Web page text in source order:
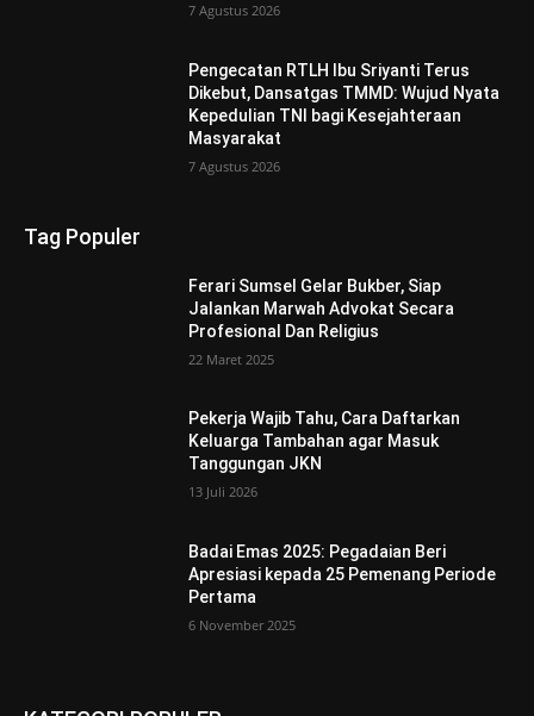
7 Agustus 2026
Pengecatan RTLH Ibu Sriyanti Terus
Dikebut, Dansatgas TMMD: Wujud Nyata
Kepedulian TNI bagi Kesejahteraan
Masyarakat
7 Agustus 2026
Tag Populer
Ferari Sumsel Gelar Bukber, Siap
Jalankan Marwah Advokat Secara
Profesional Dan Religius
22 Maret 2025
Pekerja Wajib Tahu, Cara Daftarkan
Keluarga Tambahan agar Masuk
Tanggungan JKN
13 Juli 2026
Badai Emas 2025: Pegadaian Beri
Apresiasi kepada 25 Pemenang Periode
Pertama
6 November 2025